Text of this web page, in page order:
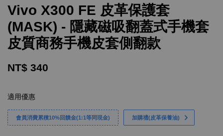
Vivo X300 FE 皮革保護套
(MASK) - 隱藏磁吸翻蓋式手機套
皮質商務手機皮套側翻款
NT$ 340
適用優惠
會員消費累積10%回饋金(1:1等同現金) 加購禮(皮革保養油)